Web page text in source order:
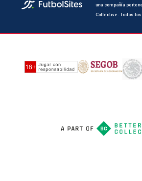
una compañía
Collective. Todos